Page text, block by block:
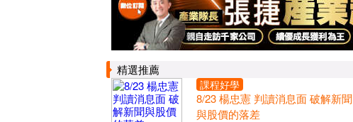
精選推薦
課程好學
8/23 楊忠憲 判讀消息面 破解新聞
與股價的落差